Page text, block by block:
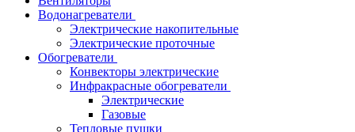
Водонагреватели
Электрические накопительные
Электрические проточные
Обогреватели
Конвекторы электрические
Инфракрасные обогреватели
Электрические
Газовые
Тепловые пушки